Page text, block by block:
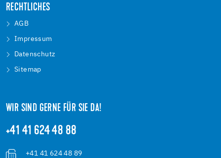
RECHTLICHES
AGB
Impressum
Datenschutz
Sitemap
WIR SIND GERNE FÜR SIE DA!
+41 41 624 48 88
+41 41 624 48 89